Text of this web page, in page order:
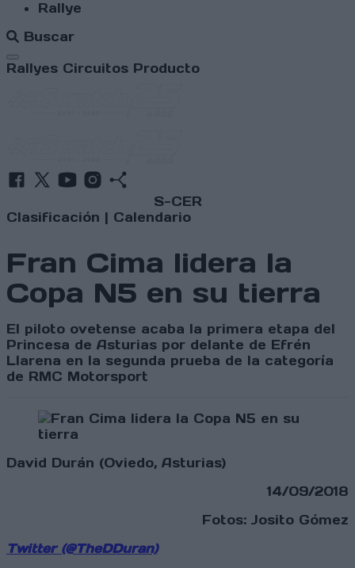
Rallye
Buscar
Abrir menú
Rallyes Circuitos Producto
S-CER
Clasificación | Calendario
Fran Cima lidera la
Copa N5 en su tierra
El piloto ovetense acaba la primera etapa del
Princesa de Asturias por delante de Efrén
Llarena en la segunda prueba de la categoría
de RMC Motorsport
David Durán (Oviedo, Asturias)
14/09/2018
Fotos: Josito Gómez
Twitter (@TheDDuran)